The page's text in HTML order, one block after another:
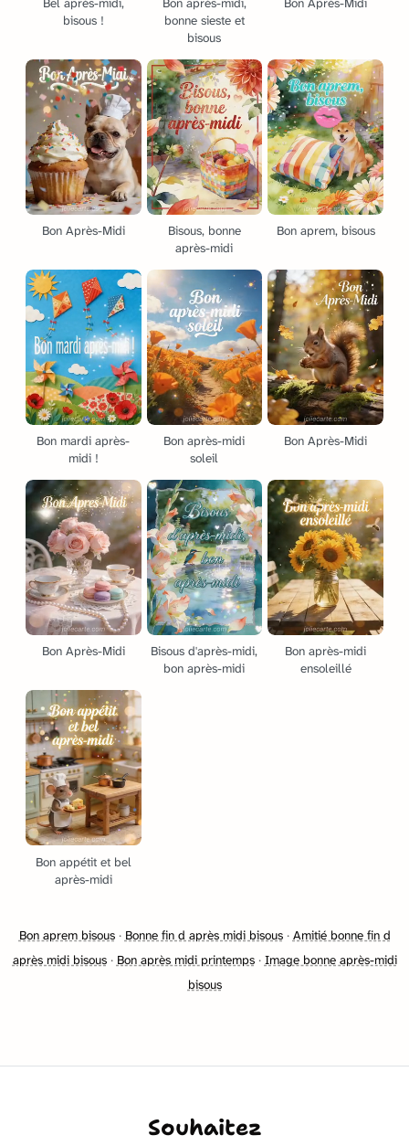
bisous !
bonne sieste et
bisous
Bon Après-Midi
Bisous, bonne
après-midi
Bon aprem, bisous
Bon mardi après-
midi !
Bon après-midi
soleil
Bon Après-Midi
Bon Après-Midi
Bisous d'après-midi,
bon après-midi
Bon après-midi
ensoleillé
Bon appétit et bel
après-midi
Bon aprem bisous· Bonne fin d après midi bisous· Amitié bonne fin d
après midi bisous· Bon après midi printemps· Image bonne après-midi
bisous
Souhaitez